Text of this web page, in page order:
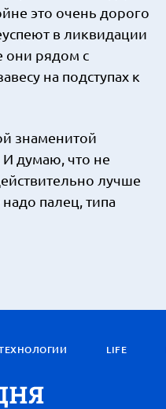
это очень дорого
в ликвидации
они рядом с
на подступах к
знаменитой
И думаю, что не
лучше
палец, типа
LIFE